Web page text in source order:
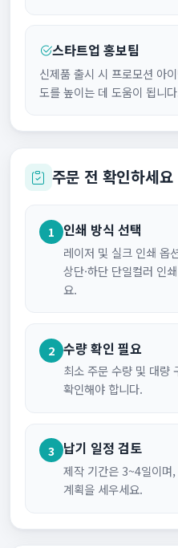
스타트업 홍보팀
신제품 출시 시 프로모션 아
도를 높이는 데 도움이 됩니
주문 전 확인하세요
1 인쇄 방식 선택
레이저 및 실크 인쇄 옵
상단·하단 단일컬러 인
요.
2 수량 확인 필요
최소 주문 수량 및 대량
확인해야 합니다.
3 납기 일정 검토
제작 기간은 3~4일이며
계획을 세우세요.